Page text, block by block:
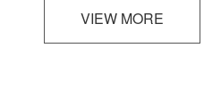
VIEW MORE